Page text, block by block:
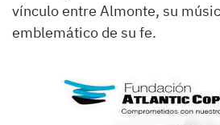
vínculo entre Almonte, su
emblemático de su fe.